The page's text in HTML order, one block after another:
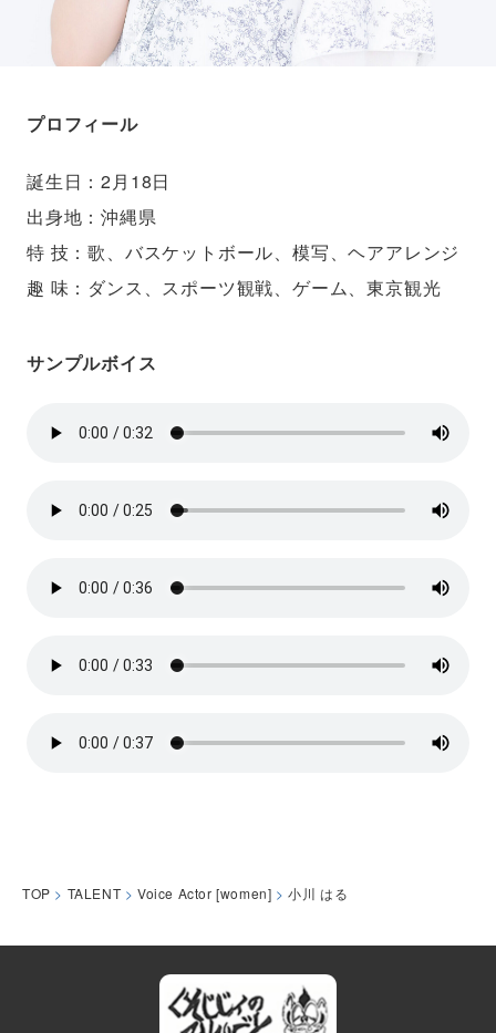
TOP > TALENT > Voice Actor [women] > 小川 はる
プロフィール
誕生日：2月18日
出身地：沖縄県
特 技：歌、バスケットボール、模写、ヘアアレンジ
趣 味：ダンス、スポーツ観戦、ゲーム、東京観光
サンプルボイス